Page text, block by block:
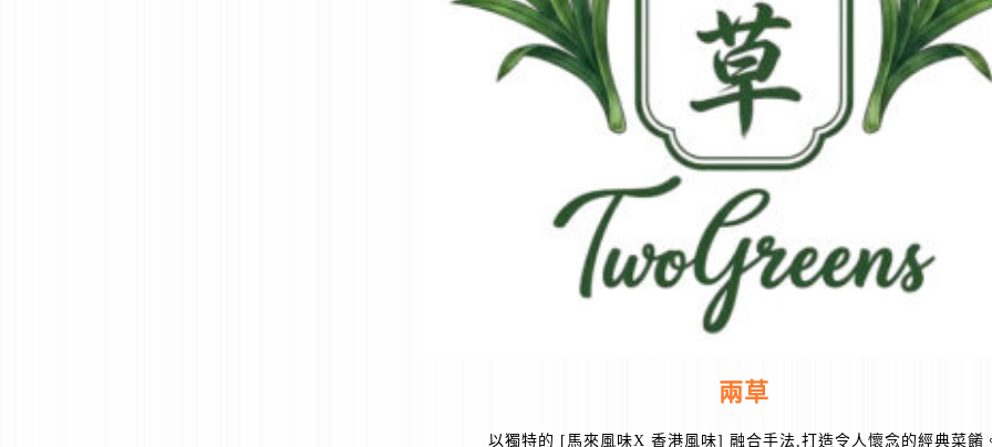
兩草
以獨特的 [馬來風味X 香港風味] 融合手法,打造令人懷念的經典菜餚